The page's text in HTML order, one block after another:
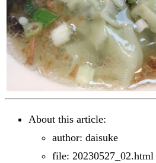
About this article:
author: daisuke
file: 20230527_02.html